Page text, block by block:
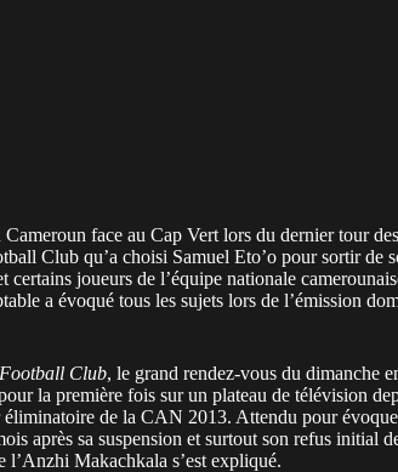
face au Cap Vert lors du dernier tour
Club qu’a choisi Samuel Eto’o pour sortir de
certains joueurs de l’équipe nationale
a évoqué tous les sujets lors de l’émission
Club, le grand rendez-vous du dimanche
pour la première fois sur un plateau de télévision
de la CAN 2013. Attendu pour
après sa suspension et surtout son refus initial
l’Anzhi Makachkala s’est expliqué.